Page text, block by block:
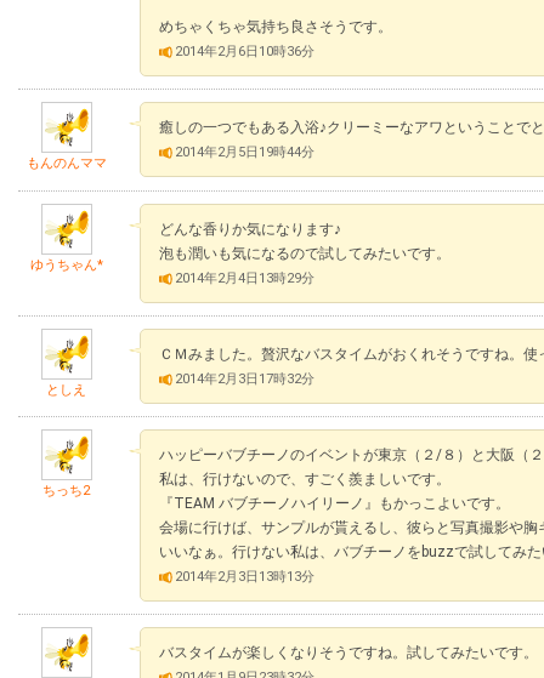
めちゃくちゃ気持ち良さそうです。
2014年2月6日10時36分
もんのんママ
癒しの一つでもある入浴♪クリーミーなアワということで
2014年2月5日19時44分
ゆうちゃん*
どんな香りか気になります♪
泡も潤いも気になるので試してみたいです。
2014年2月4日13時29分
としえ
ＣＭみました。贅沢なバスタイムがおくれそうですね。使
2014年2月3日17時32分
ちっち2
ハッピーバブチーノのイベントが東京（２/８）と大阪（
私は、行けないので、すごく羨ましいです。
『TEAM バブチーノハイリーノ』もかっこよいです。
会場に行けば、サンプルが貰えるし、彼らと写真撮影や
いいなぁ。行けない私は、バブチーノをbuzzで試してみ
2014年2月3日13時13分
バスタイムが楽しくなりそうですね。試してみたいです。